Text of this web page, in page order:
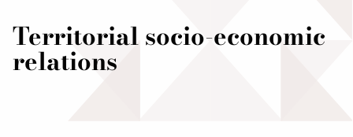
Territorial socio-economic
relations